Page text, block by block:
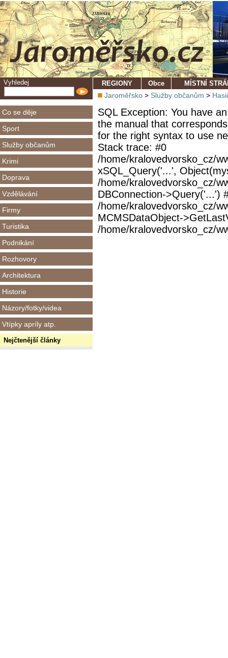
Vyhledej
Co se děje
Sport
Služby občanům
Krimi
Doprava
Vzdělávání
Firmy
Turistika
Podnikání
Rozhovory
Architektura
Historie
Názory/fotky/videa
Vtípky apríly atp.
Nejčtenější články
REGIONY Obce MÍSTNÍ
Jaroměřsko > Služby občanům >
SQL Exception: You have
the manual that
for the right syntax to use
Stack trace: #0
/home/kralovedvorsko_cz/
xSQL_Query('...',
/home/kralovedvorsko_cz/
DBConnection->Query('...')
/home/kralovedvorsko_cz/
MCMSDataObject-
/home/kralovedvorsko_cz/